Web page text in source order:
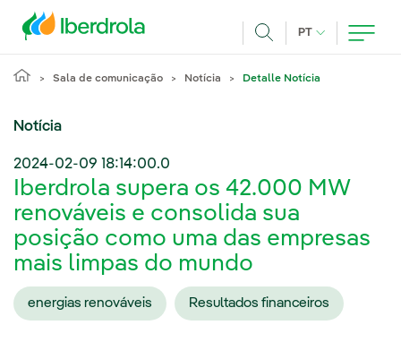
PT IDIOMA ATUAL,
Sala de comunicação Notícia Detalle Notícia
Notícia
2024-02-09 18:14:00.0
Iberdrola supera os 42.000 MW
renováveis e consolida sua
posição como uma das empresas
mais limpas do mundo
energias renováveis Resultados financeiros